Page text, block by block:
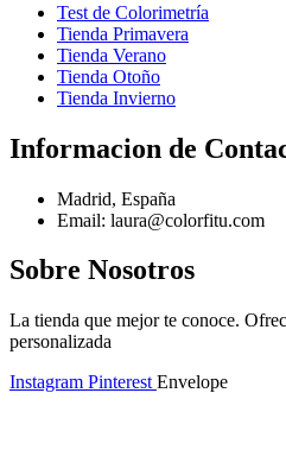
Test de Colorimetría
Tienda Primavera
Tienda Verano
Tienda Otoño
Tienda Invierno
Informacion de
Madrid, España
Email: laura@colorfitu.com
Sobre Nosotros
La tienda que mejor te conoce.
personalizada
Instagram Pinterest Envelope